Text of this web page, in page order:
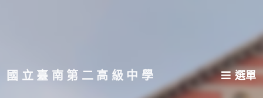
主國立臺南第二高級中學 選單